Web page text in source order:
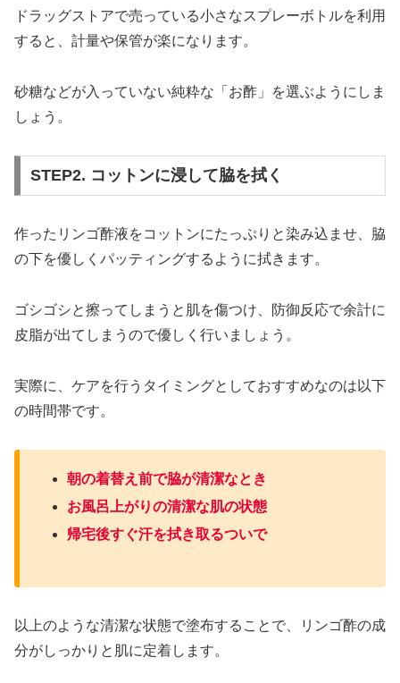
ドラッグストアで売っている小さなスプレーボトルを利用
すると、計量や保管が楽になります。
砂糖などが入っていない純粋な「お酢」を選ぶようにしま
しょう。
STEP2. コットンに浸して脇を拭く
作ったリンゴ酢液をコットンにたっぷりと染み込ませ、脇
の下を優しくパッティングするように拭きます。
ゴシゴシと擦ってしまうと肌を傷つけ、防御反応で余計に
皮脂が出てしまうので優しく行いましょう。
実際に、ケアを行うタイミングとしておすすめなのは以下
の時間帯です。
朝の着替え前で脇が清潔なとき
お風呂上がりの清潔な肌の状態
帰宅後すぐ汗を拭き取るついで
以上のような清潔な状態で塗布することで、リンゴ酢の成
分がしっかりと肌に定着します。